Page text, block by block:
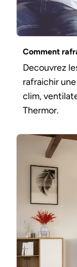
Comment
Decouvrez
rafraichir
clim,
Thermor.